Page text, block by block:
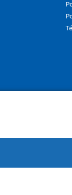
su traducción a
is prohibited. All